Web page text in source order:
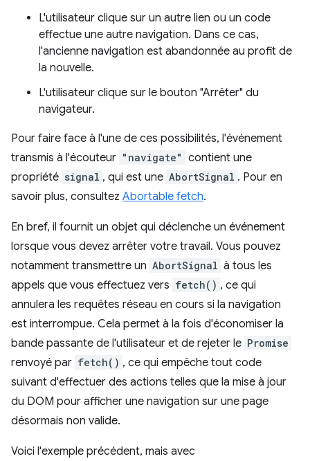
L'utilisateur clique sur un autre lien ou un code
effectue une autre navigation. Dans ce cas,
l'ancienne navigation est abandonnée au profit de
la nouvelle.
L'utilisateur clique sur le bouton "Arrêter" du
navigateur.
Pour faire face à l'une de ces possibilités, l'événement
transmis à l'écouteur "navigate" contient une
propriété signal , qui est une AbortSignal . Pour en
savoir plus, consultez Abortable fetch.
En bref, il fournit un objet qui déclenche un événement
lorsque vous devez arrêter votre travail. Vous pouvez
notamment transmettre un AbortSignal à tous les
appels que vous effectuez vers fetch() , ce qui
annulera les requêtes réseau en cours si la navigation
est interrompue. Cela permet à la fois d'économiser la
bande passante de l'utilisateur et de rejeter le Promise
renvoyé par fetch() , ce qui empêche tout code
suivant d'effectuer des actions telles que la mise à jour
du DOM pour afficher une navigation sur une page
désormais non valide.
Voici l'exemple précédent, mais avec